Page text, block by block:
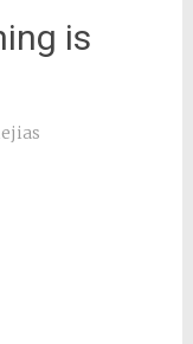
is